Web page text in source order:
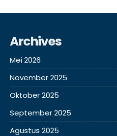
Archives
Mei 2026
November 2025
Oktober 2025
September 2025
Agustus 2025